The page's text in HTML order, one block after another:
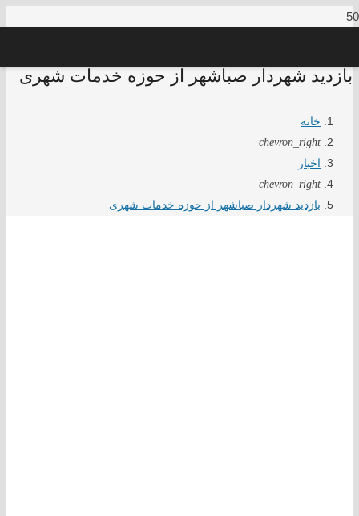
بازدید شهردار صباشهر از حوزه خدمات شهری
خانه
chevron_right
اخبار
chevron_right
بازدید شهردار صباشهر از حوزه خدمات شهری